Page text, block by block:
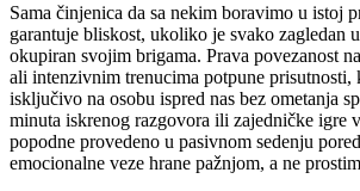
Sama činjenica da sa nekim boravimo u istoj
garantuje bliskost, ukoliko je svako zagledan
okupiran svojim brigama. Prava povezanost
ali intenzivnim trenucima potpune prisutnosti,
isključivo na osobu ispred nas bez ometanja
minuta iskrenog razgovora ili zajedničke igre
popodne provedeno u pasivnom sedenju
emocionalne veze hrane pažnjom, a ne